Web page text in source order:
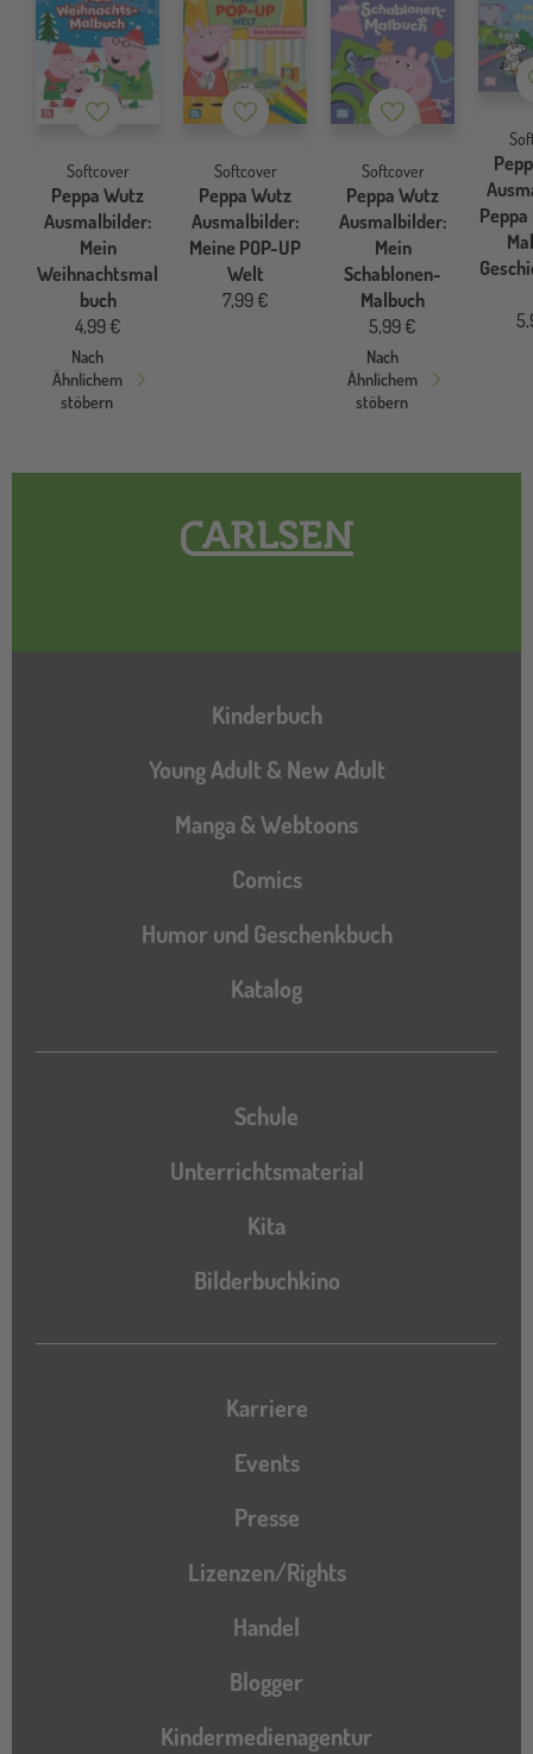
Merkzettel
Softcover
Peppa Wutz
Ausmalbilder:
Mein
Weihnachtsmal
buch
4,99 €
Nach
Ähnlichem
stöbern
Merkzettel
Softcover
Peppa Wutz
Ausmalbilder:
Meine POP-UP
Welt
7,99 €
Merkzettel
Softcover
Peppa Wutz
Ausmalbilder:
Mein
Schablonen-
Malbuch
5,99 €
Nach
Ähnlichem
stöbern
Peppa
Hauptnavigation
Kinderbuch
Young Adult & New Adult
Manga & Webtoons
Comics
Humor und Geschenkbuch
Katalog
Katalog
Schule
Unterrichtsmaterial
Kita
Bilderbuchkino
Karriere
Events
Presse
Lizenzen/Rights
Handel
Blogger
Kindermedienagentur